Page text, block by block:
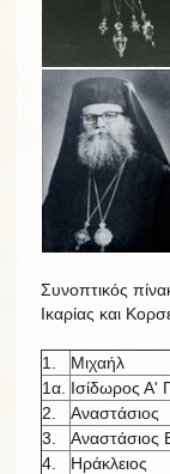
Συνοπτικός
Ικαρίας και
1. Μιχαήλ
1α. Ισίδωρος Α'
2.
Αναστάσιος
3.
Αναστάσιος
4.
Ηράκλειος